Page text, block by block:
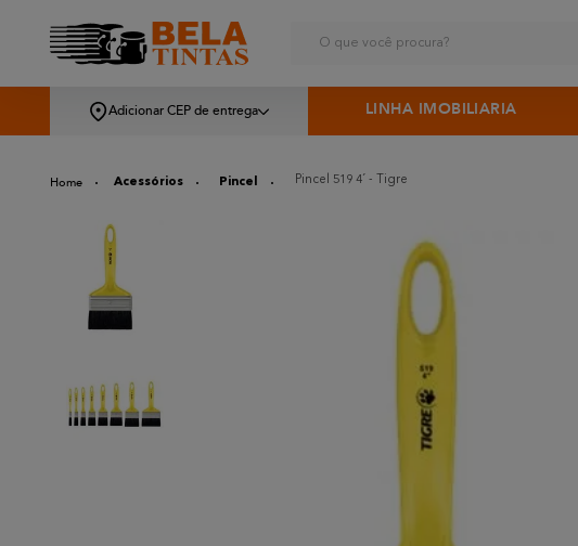
Adicionar CEP de entrega LINHA IMOBILIARIA
Acessórios Pincel Pincel 519 4´ - Tigre